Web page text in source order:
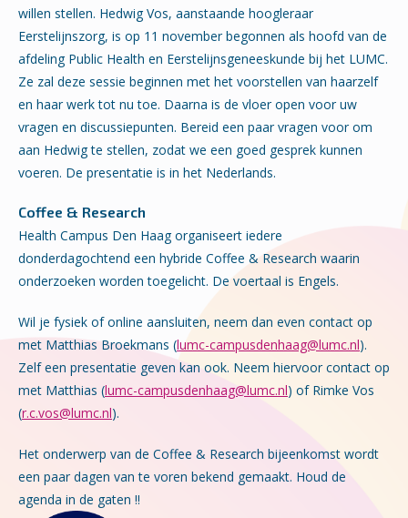
willen stellen. Hedwig Vos, aanstaande hoogleraar
Eerstelijnszorg, is op 11 november begonnen als hoofd van de
afdeling Public Health en Eerstelijnsgeneeskunde bij het LUMC.
Ze zal deze sessie beginnen met het voorstellen van haarzelf
en haar werk tot nu toe. Daarna is de vloer open voor uw
vragen en discussiepunten. Bereid een paar vragen voor om
aan Hedwig te stellen, zodat we een goed gesprek kunnen
voeren. De presentatie is in het Nederlands.
Coffee & Research
Health Campus Den Haag organiseert iedere
donderdagochtend een hybride Coffee & Research waarin
onderzoeken worden toegelicht. De voertaal is Engels.
Wil je fysiek of online aansluiten, neem dan even contact op
met Matthias Broekmans (lumc-campusdenhaag@lumc.nl).
Zelf een presentatie geven kan ook. Neem hiervoor contact op
met Matthias (lumc-campusdenhaag@lumc.nl) of Rimke Vos
(r.c.vos@lumc.nl).
Het onderwerp van de Coffee & Research bijeenkomst wordt
een paar dagen van te voren bekend gemaakt. Houd de
agenda in de gaten !!